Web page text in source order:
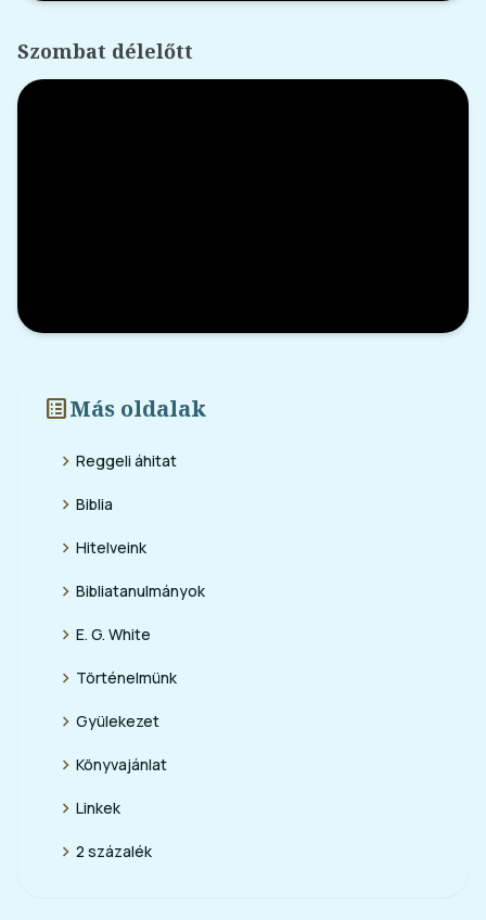
Szombat délelőtt
list_altMás oldalak
chevron_right Reggeli áhitat
chevron_right Biblia
chevron_right Hitelveink
chevron_right Bibliatanulmányok
chevron_right E. G. White
chevron_right Történelmünk
chevron_right Gyülekezet
chevron_right Könyvajánlat
chevron_right Linkek
chevron_right 2 százalék